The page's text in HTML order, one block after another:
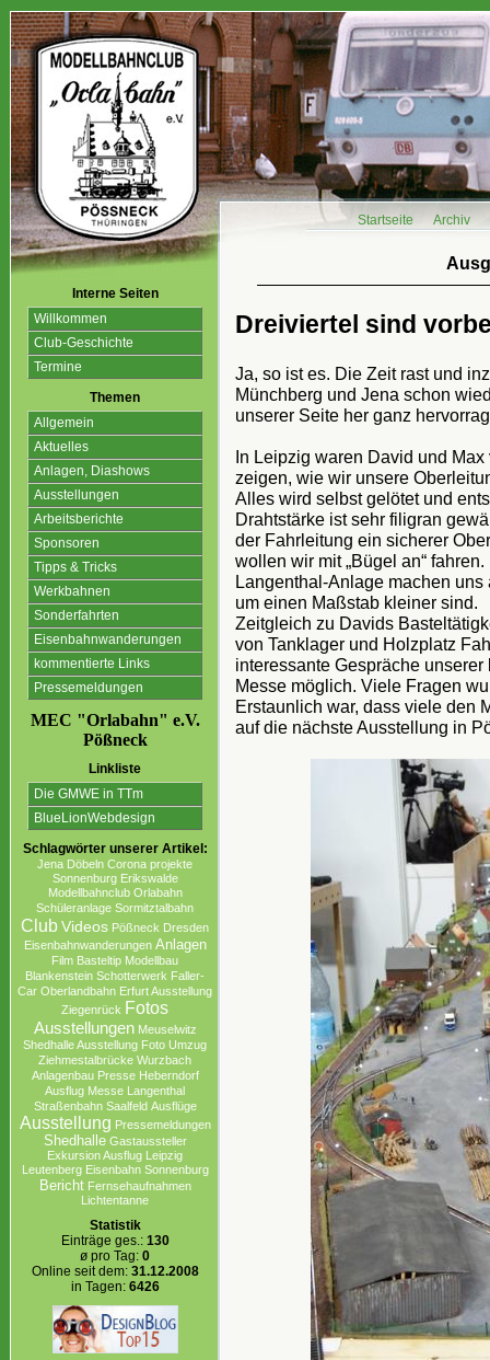
Startseite Archiv
Interne Seiten
Willkommen
Club-Geschichte
Termine
Themen
Allgemein
Aktuelles
Anlagen, Diashows
Ausstellungen
Arbeitsberichte
Sponsoren
Tipps & Tricks
Werkbahnen
Sonderfahrten
Eisenbahnwanderungen
kommentierte Links
Pressemeldungen
MEC "Orlabahn" e.V.
Pößneck
Linkliste
Die GMWE in TTm
BlueLionWebdesign
Schlagwörter unserer Artikel:
Jena Döbeln Corona projekte
Sonnenburg Erikswalde
Modellbahnclub Orlabahn
Schüleranlage Sormitztalbahn
ClubVideos Pößneck Dresden
Eisenbahnwanderungen Anlagen
Film Basteltip Modellbau
Blankenstein Schotterwerk Faller-
Car Oberlandbahn Erfurt Ausstellung
Ziegenrück Fotos
Ausstellungen Meuselwitz
Shedhalle Ausstellung Foto Umzug
Ziehmestalbrücke Wurzbach
Anlagenbau Presse Heberndorf
Ausflug Messe Langenthal
Straßenbahn Saalfeld Ausflüge
Ausstellung Pressemeldungen
Shedhalle Gastaussteller
Exkursion Ausflug Leipzig
Leutenberg Eisenbahn Sonnenburg
Bericht Fernsehaufnahmen
Lichtentanne
Statistik
Einträge ges.: 130
ø pro Tag: 0
Online seit dem: 31.12.2008
in Tagen: 6426
Dreiviertel sind
Ja, so ist es. Die Zeit rast und
Münchberg und Jena schon
unserer Seite her ganz
In Leipzig waren David und
zeigen, wie wir unsere
Alles wird selbst gelötet und
Drahtstärke ist sehr filigran
der Fahrleitung ein sicherer
wollen wir mit „Bügel an“
Langenthal-Anlage machen
um einen Maßstab kleiner sind.
Zeitgleich zu Davids
von Tanklager und Holzplatz
interessante Gespräche
Messe möglich. Viele Fragen
Erstaunlich war, dass viele den
auf die nächste Ausstellung in